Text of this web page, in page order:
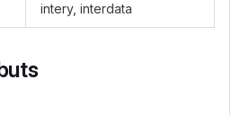
intery, interdata